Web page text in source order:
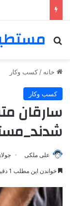
خانه / کسب وکار
کسب وکار
سارقان
علی ملکی جولای 27,
خواندن این مطلب 1 دقیقه زمان میبرد